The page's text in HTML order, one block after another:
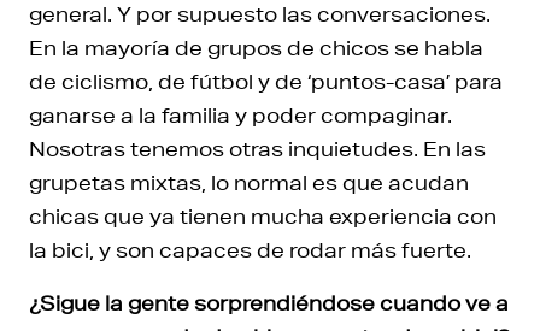
general. Y por supuesto las conversaciones.
En la mayoría de grupos de chicos se habla
de ciclismo, de fútbol y de ‘puntos-casa’ para
ganarse a la familia y poder compaginar.
Nosotras tenemos otras inquietudes. En las
grupetas mixtas, lo normal es que acudan
chicas que ya tienen mucha experiencia con
la bici, y son capaces de rodar más fuerte.
¿Sigue la gente sorprendiéndose cuando ve a